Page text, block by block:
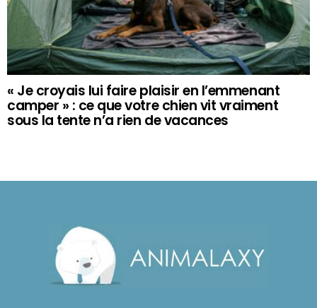
« Je croyais lui faire plaisir en l’emmenant
camper » : ce que votre chien vit vraiment
sous la tente n’a rien de vacances